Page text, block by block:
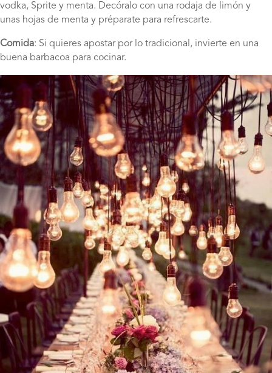
vodka, Sprite y menta. Decóralo con una rodaja de limón y
unas hojas de menta y préparate para refrescarte.
Comida: Si quieres apostar por lo tradicional, invierte en una
buena barbacoa para cocinar.